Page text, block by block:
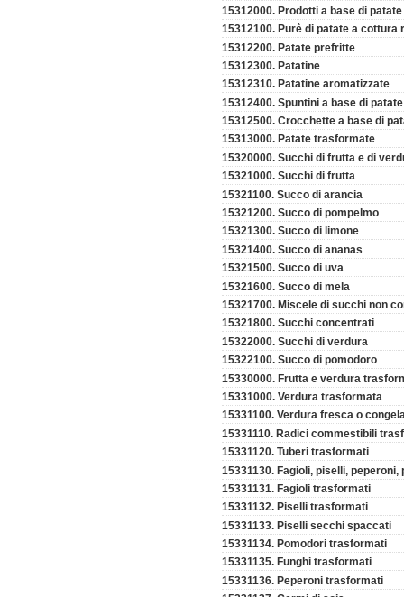
15312000. Prodotti a base di patate
15312100. Purè di patate a cottura
15312200. Patate prefritte
15312300. Patatine
15312310. Patatine aromatizzate
15312400. Spuntini a base di patate
15312500. Crocchette a base di
15313000. Patate trasformate
15320000. Succhi di frutta e di
15321000. Succhi di frutta
15321100. Succo di arancia
15321200. Succo di pompelmo
15321300. Succo di limone
15321400. Succo di ananas
15321500. Succo di uva
15321600. Succo di mela
15321700. Miscele di succhi non
15321800. Succhi concentrati
15322000. Succhi di verdura
15322100. Succo di pomodoro
15330000. Frutta e verdura
15331000. Verdura trasformata
15331100. Verdura fresca o
15331110. Radici commestibili
15331120. Tuberi trasformati
15331130. Fagioli, piselli,
15331131. Fagioli trasformati
15331132. Piselli trasformati
15331133. Piselli secchi spaccati
15331134. Pomodori trasformati
15331135. Funghi trasformati
15331136. Peperoni trasformati